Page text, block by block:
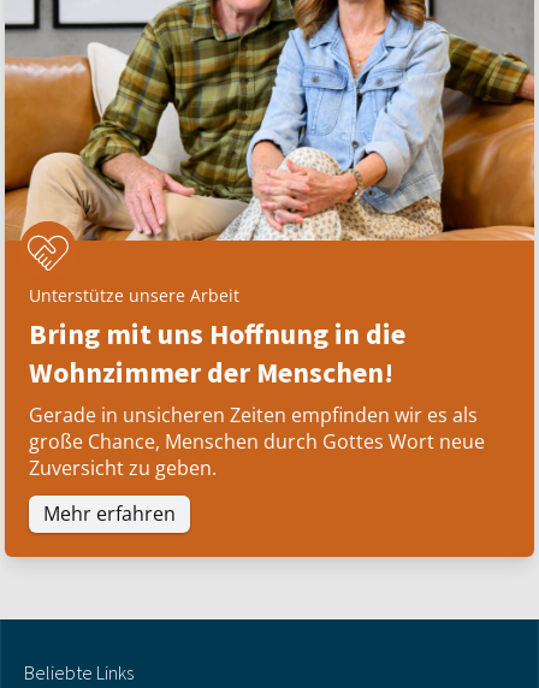
Unterstütze unsere Arbeit
Bring mit uns Hoffnung in die
Wohnzimmer der Menschen!
Gerade in unsicheren Zeiten empfinden wir es als
große Chance, Menschen durch Gottes Wort neue
Zuversicht zu geben.
Mehr erfahren
Beliebte Links